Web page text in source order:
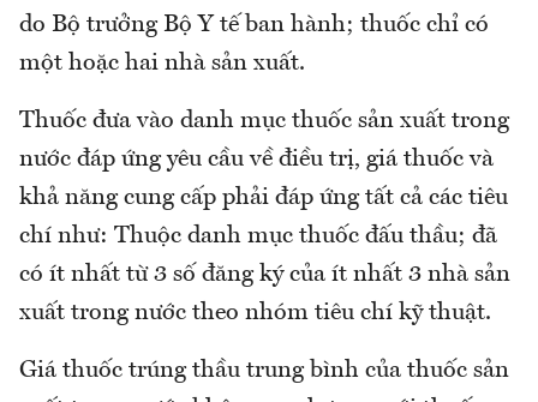
do Bộ trưởng Bộ Y tế ban hành; thuốc chỉ có
một hoặc hai nhà sản xuất.
Thuốc đưa vào danh mục thuốc sản xuất trong
nước đáp ứng yêu cầu về điều trị, giá thuốc và
khả năng cung cấp phải đáp ứng tất cả các tiêu
chí như: Thuộc danh mục thuốc đấu thầu; đã
có ít nhất từ 3 số đăng ký của ít nhất 3 nhà sản
xuất trong nước theo nhóm tiêu chí kỹ thuật.
Giá thuốc trúng thầu trung bình của thuốc sản